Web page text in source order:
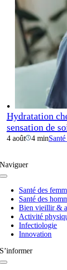
Hydratation
sensation de
4 août 4 min
Naviguer
Navigation
basculeSanté des
Santé des
Bien vieillir &
Activité
Infectiologie
Innovation
S’informer
Navigation